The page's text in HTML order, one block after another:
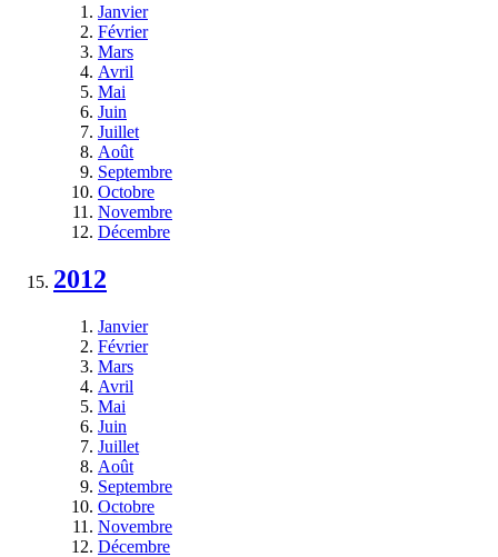
Janvier
Février
Mars
Avril
Mai
Juin
Juillet
Août
Septembre
Octobre
Novembre
Décembre
2012
Janvier
Février
Mars
Avril
Mai
Juin
Juillet
Août
Septembre
Octobre
Novembre
Décembre